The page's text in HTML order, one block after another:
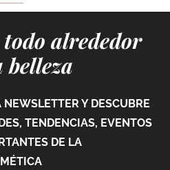
alrededor
belleza
Y DESCUBRE
TENDENCIAS, EVENTOS
DE LA